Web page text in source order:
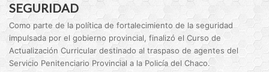
SEGURIDAD
Como parte de la política de fortalecimiento de la seguridad
impulsada por el gobierno provincial, finalizó el Curso de
Actualización Curricular destinado al traspaso de agentes del
Servicio Penitenciario Provincial a la Policía del Chaco.